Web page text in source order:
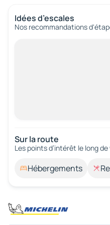
Idées d’escales
Nos recommandations
Sur la route
Les points d’intérêt le long
Hébergements